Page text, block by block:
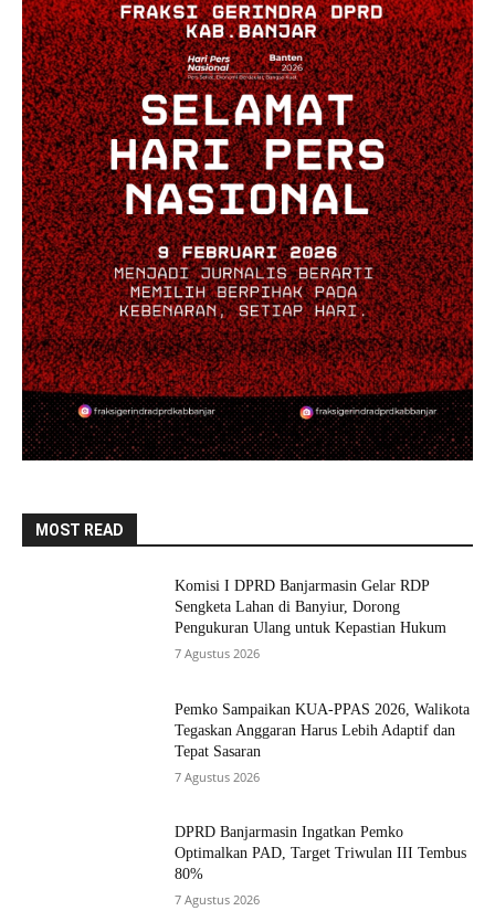
MOST READ
Komisi I DPRD Banjarmasin Gelar RDP
Sengketa Lahan di Banyiur, Dorong
Pengukuran Ulang untuk Kepastian Hukum
7 Agustus 2026
Pemko Sampaikan KUA-PPAS 2026, Walikota
Tegaskan Anggaran Harus Lebih Adaptif dan
Tepat Sasaran
7 Agustus 2026
DPRD Banjarmasin Ingatkan Pemko
Optimalkan PAD, Target Triwulan III Tembus
80%
7 Agustus 2026